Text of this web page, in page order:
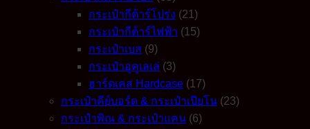
กระเป๋ากีต้าร์โปร่ง (21)
กระเป๋ากีต้าร์ไฟฟ้า (15)
กระเป๋าเบส (9)
กระเป๋าอูคูเลเล่ (3)
ฮาร์ดเคส Hardcase (17)
กระเป๋าคีย์บอร์ด & กระเป๋าเปียโน (23)
กระเป๋าพิณ & กระเป๋าแคน (6)